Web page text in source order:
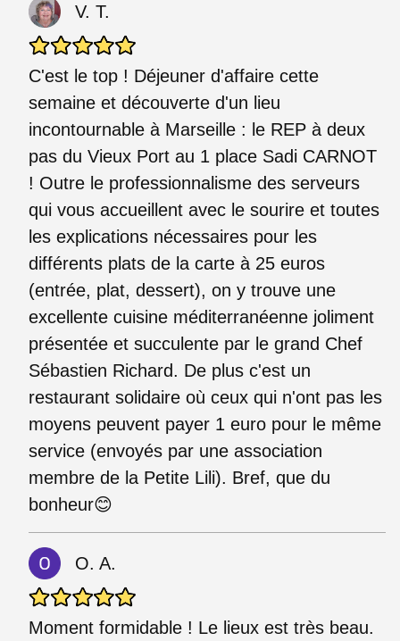
V. T.
C'est le top ! Déjeuner d'affaire cette
semaine et découverte d'un lieu
incontournable à Marseille : le REP à deux
pas du Vieux Port au 1 place Sadi CARNOT
! Outre le professionnalisme des serveurs
qui vous accueillent avec le sourire et toutes
les explications nécessaires pour les
différents plats de la carte à 25 euros
(entrée, plat, dessert), on y trouve une
excellente cuisine méditerranéenne joliment
présentée et succulente par le grand Chef
Sébastien Richard. De plus c'est un
restaurant solidaire où ceux qui n'ont pas les
moyens peuvent payer 1 euro pour le même
service (envoyés par une association
membre de la Petite Lili). Bref, que du
bonheur😊
O. A.
Moment formidable ! Le lieux est très beau.